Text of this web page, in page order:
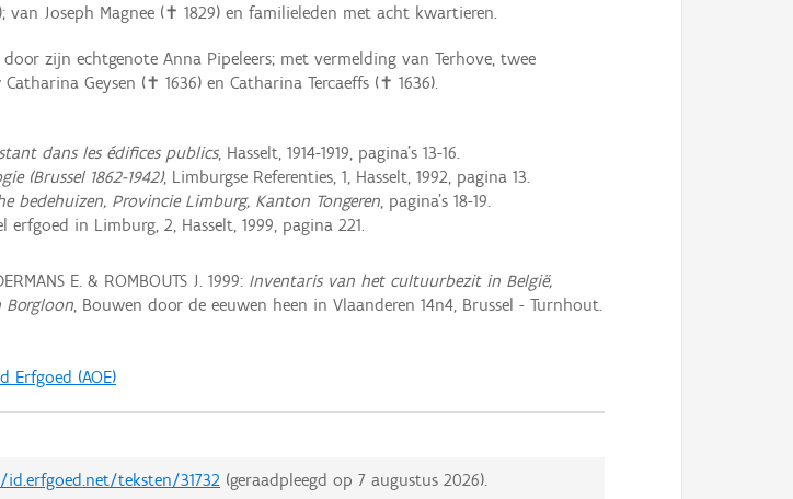
Joseph Magnee (✝ 1829) en familieleden met acht kwartieren.
zijn echtgenote Anna Pipeleers; met vermelding van Terhove, twee
Geysen (✝ 1636) en Catharina Tercaeffs (✝ 1636).
dans les édifices publics, Hasselt, 1914-1919, pagina's 13-16.
(Brussel 1862-1942), Limburgse Referenties, 1, Hasselt, 1992, pagina 13.
bedehuizen, Provincie Limburg, Kanton Tongeren, pagina's 18-19.
erfgoed in Limburg, 2, Hasselt, 1999, pagina 221.
E. & ROMBOUTS J. 1999: Inventaris van het cultuurbezit in België,
Borgloon, Bouwen door de eeuwen heen in Vlaanderen 14n4, Brussel - Turnhout.
Erfgoed (AOE)
teksten/31732 (geraadpleegd op 7 augustus 2026).